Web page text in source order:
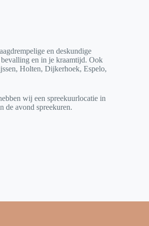
en deskundige
en in je kraamtijd. Ook
Holten, Dijkerhoek, Espelo,
wij een spreekuurlocatie in
de avond spreekuren.